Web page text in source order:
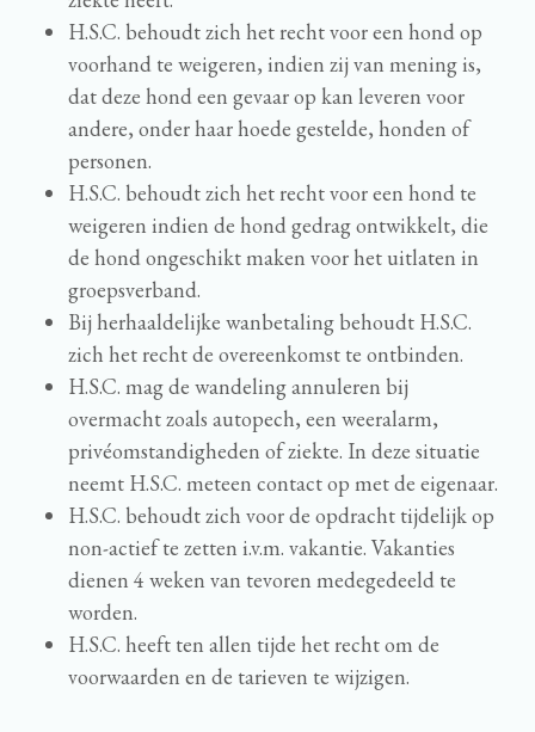
H.S.C. behoudt zich het recht voor een hond op
voorhand te weigeren, indien zij van mening is,
dat deze hond een gevaar op kan leveren voor
andere, onder haar hoede gestelde, honden of
personen.
H.S.C. behoudt zich het recht voor een hond te
weigeren indien de hond gedrag ontwikkelt, die
de hond ongeschikt maken voor het uitlaten in
groepsverband.
Bij herhaaldelijke wanbetaling behoudt H.S.C.
zich het recht de overeenkomst te ontbinden.
H.S.C. mag de wandeling annuleren bij
overmacht zoals autopech, een weeralarm,
privéomstandigheden of ziekte. In deze situatie
neemt H.S.C. meteen contact op met de eigenaar.
H.S.C. behoudt zich voor de opdracht tijdelijk op
non-actief te zetten i.v.m. vakantie. Vakanties
dienen 4 weken van tevoren medegedeeld te
worden.
H.S.C. heeft ten allen tijde het recht om de
voorwaarden en de tarieven te wijzigen.